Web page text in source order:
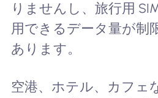
りませんし、旅行用
用できるデータ量が制
あります。
空港、ホテル、カフェ